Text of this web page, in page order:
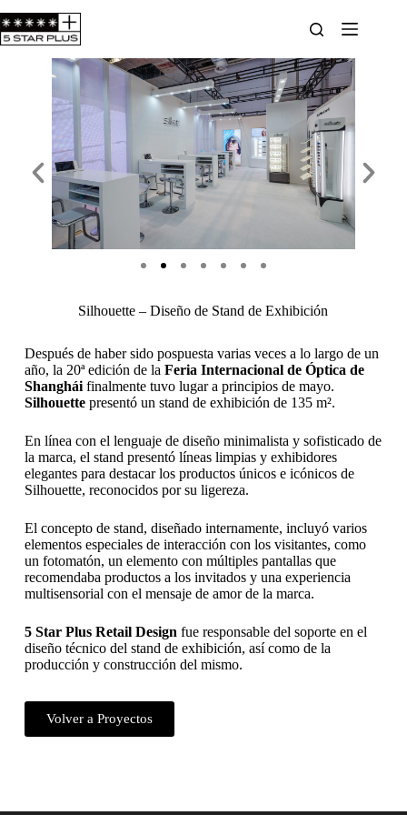
Silhouette – Diseño de Stand de Exhibición
Después de haber sido pospuesta varias veces a lo largo de un
año, la 20ª edición de la Feria Internacional de Óptica de
Shangháifinalmente tuvo lugar a principios de mayo.
Silhouettepresentó un stand de exhibición de 135 m².
En línea con el lenguaje de diseño minimalista y sofisticado de
la marca, el stand presentó líneas limpias y exhibidores
elegantes para destacar los productos únicos e icónicos de
Silhouette, reconocidos por su ligereza.
El concepto de stand, diseñado internamente, incluyó varios
elementos especiales de interacción con los visitantes, como
un fotomatón, un elemento con múltiples pantallas que
recomendaba productos a los invitados y una experiencia
multisensorial con el mensaje de amor de la marca.
5 Star Plus Retail Design fue responsable del soporte en el
diseño técnico del stand de exhibición, así como de la
producción y construcción del mismo.
Volver a Proyectos